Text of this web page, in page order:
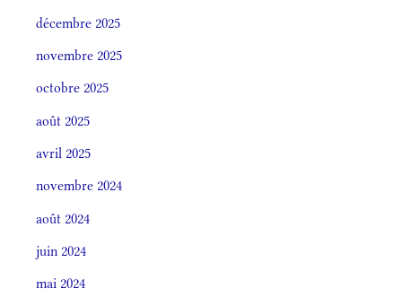
décembre 2025
novembre 2025
octobre 2025
août 2025
avril 2025
novembre 2024
août 2024
juin 2024
mai 2024